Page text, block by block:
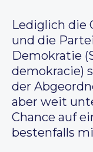
Lediglich die
und die
Demokratie
demokracie)
der
aber weit
Chance auf
bestenfalls